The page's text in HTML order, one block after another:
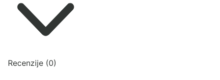
Recenzije (0)